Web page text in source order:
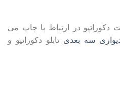
دکوراتیو در ارتباط با چاپ می
سه بعدی تابلو دکوراتیو و